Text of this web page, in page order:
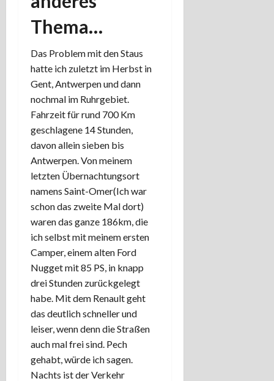
Thema…
Das Problem mit den Staus
hatte ich zuletzt im Herbst in
Gent, Antwerpen und dann
nochmal im Ruhrgebiet.
Fahrzeit für rund 700 Km
geschlagene 14 Stunden,
davon allein sieben bis
Antwerpen. Von meinem
letzten Übernachtungsort
namens Saint-Omer(Ich war
schon das zweite Mal dort)
waren das ganze 186km, die
ich selbst mit meinem ersten
Camper, einem alten Ford
Nugget mit 85 PS, in knapp
drei Stunden zurückgelegt
habe. Mit dem Renault geht
das deutlich schneller und
leiser, wenn denn die Straßen
auch mal frei sind. Pech
gehabt, würde ich sagen.
Nachts ist der Verkehr